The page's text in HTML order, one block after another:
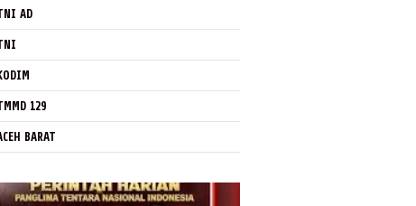
AD
129
BARAT